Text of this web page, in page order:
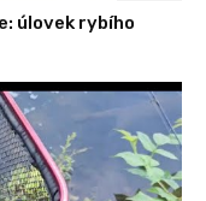
úlovek rybího